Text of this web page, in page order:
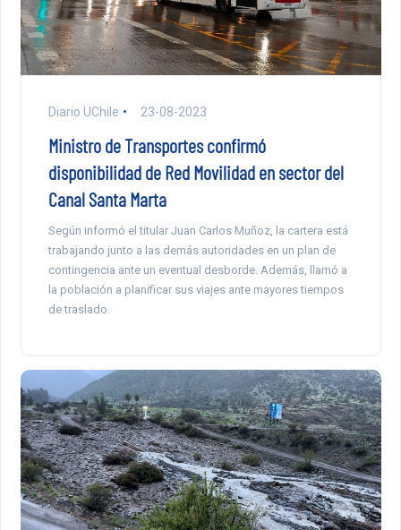
Diario UChile 23-08-2023
Ministro de Transportes confirmó
disponibilidad de Red Movilidad en sector del
Canal Santa Marta
Según informó el titular Juan Carlos Muñoz, la cartera está
trabajando junto a las demás autoridades en un plan de
contingencia ante un eventual desborde. Además, llamó a
la población a planificar sus viajes ante mayores tiempos
de traslado.